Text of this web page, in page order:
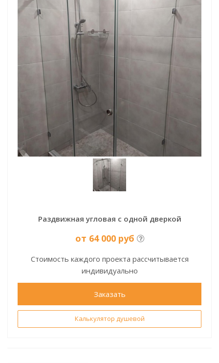
Раздвижная угловая с одной дверкой
от 64 000 руб
Стоимость каждого проекта рассчитывается
индивидуально
Заказать
Калькулятор душевой